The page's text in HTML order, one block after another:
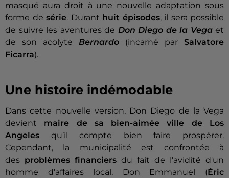
masqué aura droit à une nouvelle adaptation sous
forme de série. Durant huit épisodes, il sera possible
de suivre les aventures de Don Diego de la Vegaet
de son acolyte Bernardo (incarné par Salvatore
Ficarra).
Une histoire indémodable
Dans cette nouvelle version, Don Diego de la Vega
devient maire de sa bien-aimée ville de Los
Angeles qu’il compte bien faire prospérer.
Cependant, la municipalité est confrontée à
des problèmes financiers du fait de l'avidité d'un
homme d'affaires local, Don Emmanuel (Éric